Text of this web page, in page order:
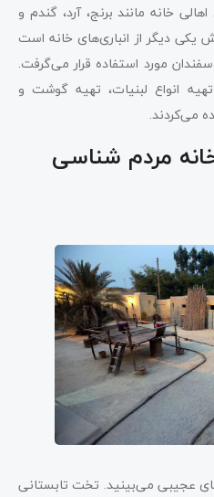
خانه مانند برنج، آرد، گندم و
یکی دیگر از انباری‌های خانه است
مورد استفاده قرار می‌گرفت.
انواع لبنیات، تهیه گوشت و
می‌کردند.
مردم شناسی
عجیبی می‌بینید. تخت تابستانی